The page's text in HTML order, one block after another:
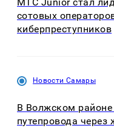
сотовых
киберпреступников
Новости Самары
В Волжском районе
путепровода через